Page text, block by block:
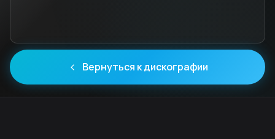
Вернуться к дискографии